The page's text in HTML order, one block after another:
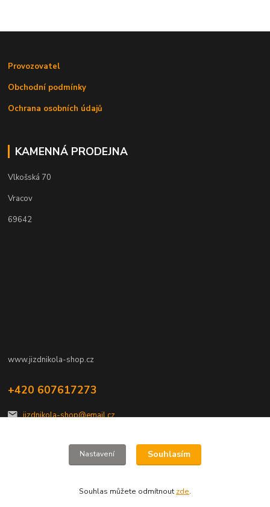
Provozovatel
Obchodní podmínky
Ochrana osobních údajů
KAMENNÁ PRODEJNA
Vlkošská 70
Vracov
69642
www.jizdnikola-shop.cz
+420 607617273
jizdnikola-shop@email.cz
Nastavení Souhlasím
Souhlas můžete odmítnout zde.